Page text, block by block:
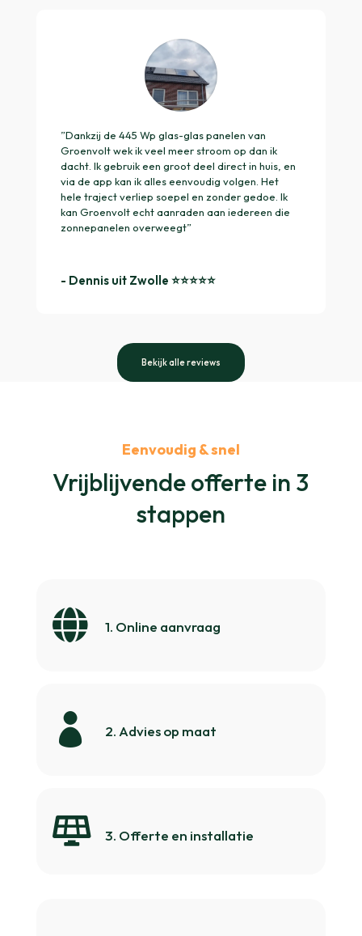
”Dankzij de 445 Wp glas-glas panelen van
Groenvolt wek ik veel meer stroom op dan ik
dacht. Ik gebruik een groot deel direct in huis, en
via de app kan ik alles eenvoudig volgen. Het
hele traject verliep soepel en zonder gedoe. Ik
kan Groenvolt echt aanraden aan iedereen die
zonnepanelen overweegt”
- Dennis uit Zwolle ⭐️⭐️⭐️⭐️⭐️
Bekijk alle reviews
Eenvoudig & snel
Vrijblijvende offerte in 3
stappen
 1. Online aanvraag
 2. Advies op maat
 3. Offerte en installatie